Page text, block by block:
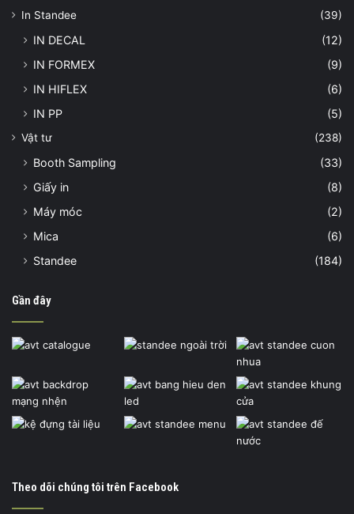
In Standee
(39)
IN DECAL
(12)
IN FORMEX
(9)
IN HIFLEX
(6)
IN PP
(5)
Vật tư (238)
Booth Sampling
(33)
Giấy in
(8)
Máy móc
(2)
Mica
(6)
Standee
(184)
Gần đây
Theo dõi chúng tôi trên Facebook